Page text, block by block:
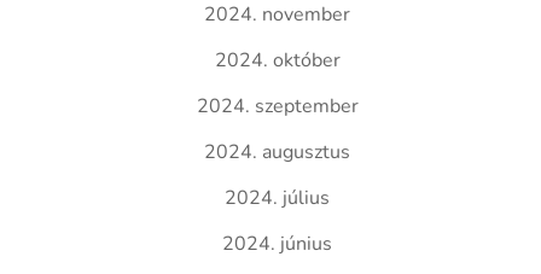
2024. november
2024. október
2024. szeptember
2024. augusztus
2024. július
2024. június